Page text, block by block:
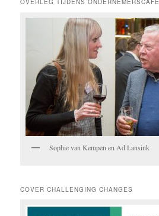
OVERLEG TIJDENS ONDERNEMERSCAFE
Sophie van Kempen en Ad Lansink
COVER CHALLENGING CHANGES